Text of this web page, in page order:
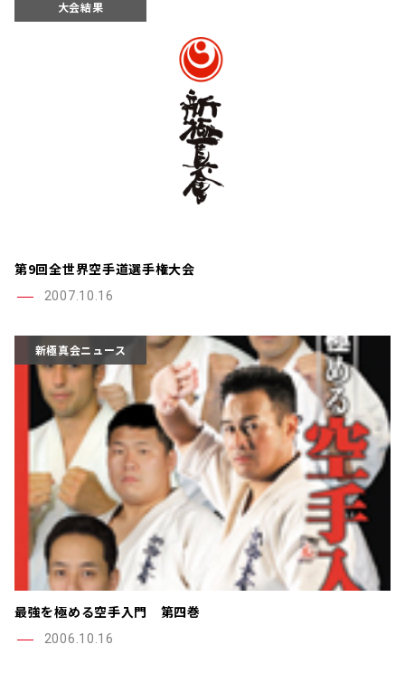
大会結果
第9回全世界空手道選手権大会
2007.10.16
新極真会ニュース
最強を極める空手入門 第四巻
2006.10.16